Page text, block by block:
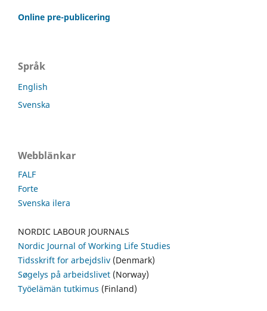
Online pre-publicering
Språk
English
Svenska
Webblänkar
FALF
Forte
Svenska ilera
NORDIC LABOUR JOURNALS
Nordic Journal of Working Life Studies
Tidsskrift for arbejdsliv (Denmark)
Søgelys på arbeidslivet (Norway)
Työelämän tutkimus (Finland)